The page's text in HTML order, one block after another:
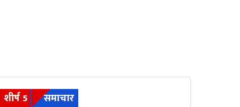
शीर्ष 5 समाचार